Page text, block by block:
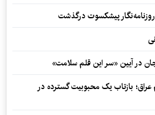
روزنامه‌نگار پیشکسوت درگذشت
عراق؛ بازتاب یک محبوبیت گسترده در